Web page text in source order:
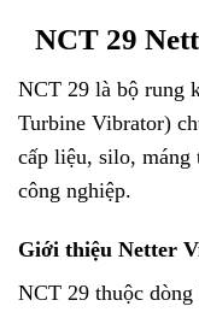
NCT 29
NCT 29 là bộ rung
Turbine Vibrator)
cấp liệu, silo,
công nghiệp.
Giới thiệu Netter
NCT 29 thuộc dòng